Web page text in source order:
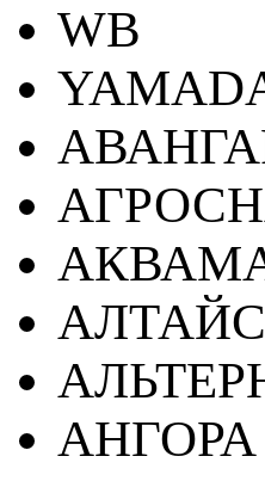
WB
АНГОРА